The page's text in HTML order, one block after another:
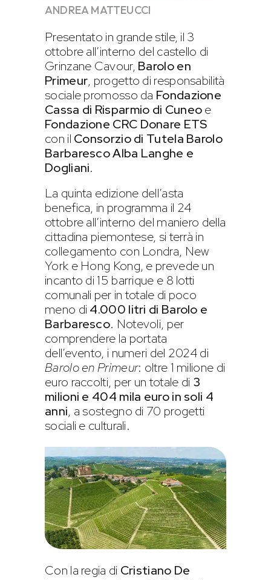
ANDREA MATTEUCCI
Presentato in grande stile, il 3
ottobre all’interno del castello di
Grinzane Cavour, Barolo en
Primeur, progetto di responsabilità
sociale promosso da Fondazione
Cassa di Risparmio di Cuneoe
Fondazione CRC Donare ETS
con il Consorzio di Tutela Barolo
Barbaresco Alba Langhe e
Dogliani.
La quinta edizione dell’asta
benefica, in programma il 24
ottobre all’interno del maniero della
cittadina piemontese, si terrà in
collegamento con Londra, New
York e Hong Kong, e prevede un
incanto di 15 barrique e 8 lotti
comunali per in totale di poco
meno di 4.000 litri di Barolo e
Barbaresco. Notevoli, per
comprendere la portata
dell’evento, i numeri del 2024 di
Barolo en Primeur: oltre 1 milione di
euro raccolti, per un totale di 3
milioni e 404 mila euro in soli 4
anni, a sostegno di 70 progetti
sociali e culturali.
Con la regia di Cristiano De